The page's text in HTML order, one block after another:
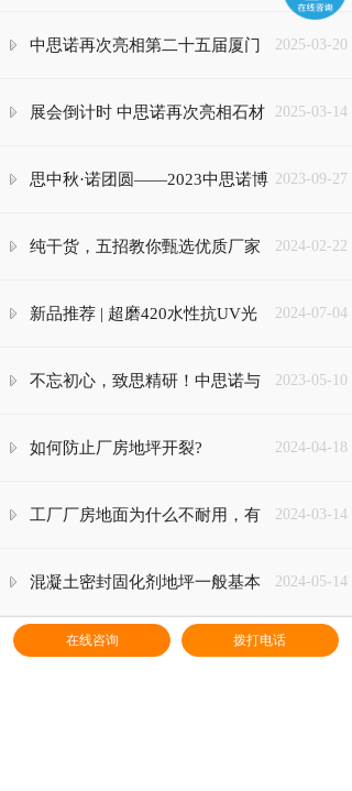
风向
中思诺再次亮相第二十五届厦门
石材展，创新石材防护清洗方案
引行业瞩目
2025-03-20
展会倒计时 中思诺再次亮相石材
展呈现精彩亮点
2025-03-14
思中秋·诺团圆——2023中思诺博
饼晚宴圆满举办
2023-09-27
纯干货，五招教你甄选优质厂家 2024-02-22
新品推荐 | 超磨420水性抗UV光
固化全屏蔽纳米隔热漆
2024-07-04
不忘初心，致思精研！中思诺与
厦门大学深度战略签约合作
2023-05-10
如何防止厂房地坪开裂? 2024-04-18
工厂厂房地面为什么不耐用，有
哪些原因产生的？
2024-03-14
混凝土密封固化剂地坪一般基本
养护有哪些？
2024-05-14
固化地坪能够承受物流仓库中心 2024-06-16
在线咨询 拨打电话